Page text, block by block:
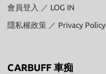
會員登入 ／ LOG IN
隱私權政策 ／ Privacy Policy
CARBUFF 車痴